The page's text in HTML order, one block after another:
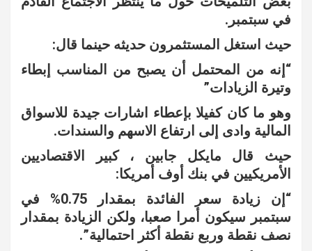
في سبتمبر.
حيث استغل المستثمرون حديثه حينما قال:
“إنه من المحتمل أن يصبح من المناسب إبطاء
وتيرة الزيادات”
وهو ما كان كفيلا بإعطاء اشارات جيدة للاسواق
المالية وادى إلى ارتفاع الاسهم والسندات.
حيث قال مايكل جابين ، كبير الاقتصاديين
الأمريكيين في بنك أوف أمريكا:
“إن زيادة سعر الفائدة بمقدار 0.75% في
سبتمبر سيكون أمرا صعبا، ولكن الزيادة بمقدار
نصف نقطة وربع نقطة أكثر احتمالية”.